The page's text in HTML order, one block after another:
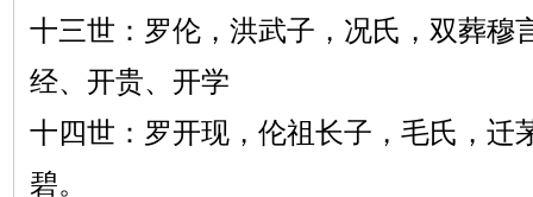
十三世：罗伦，洪武子，况氏，双葬穆
经、开贵、开学
十四世：罗开现，伦祖长子，毛氏，迁
碧。